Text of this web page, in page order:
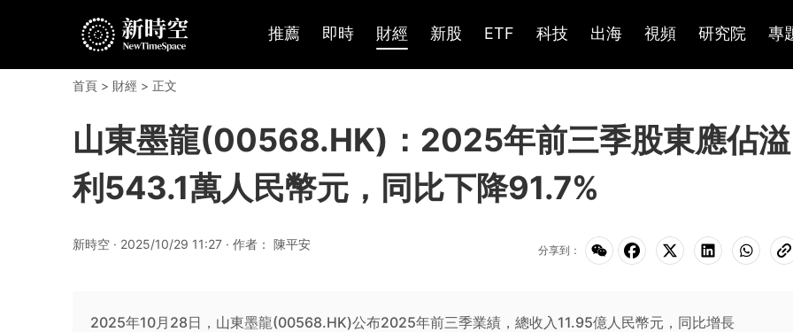
推薦 即時 財經 新股 ETF 科技 出海 視頻 研究院 專
首頁 > 財經 > 正文
山東墨龍(00568.HK)：2025年前三季股東應佔溢
利543.1萬人民幣元，同比下降91.7%
新時空 · 2025/10/29 11:27 · 作者： 陳平安 分享到：
2025年10月28日，山東墨龍(00568.HK)公布2025年前三季業績，總收入11.95億人民幣元，同比增長